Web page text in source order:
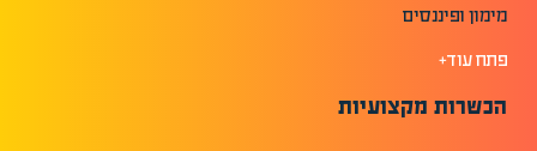
מימון ופיננסים
פתח עוד+
הכשרות מקצועיות